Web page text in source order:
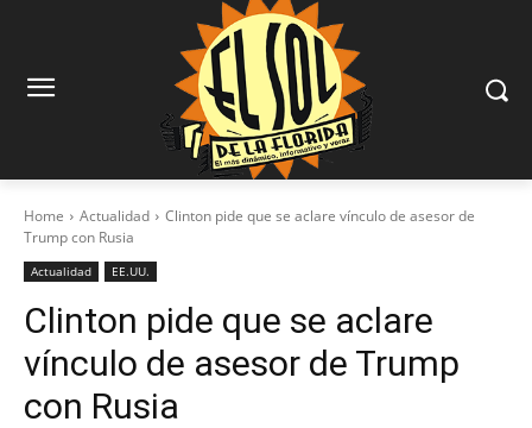
Home Actualidad
Clinton pide que se aclare vínculo de asesor de
Trump con Rusia
Actualidad EE.UU.
Clinton pide que se aclare
vínculo de asesor de Trump
con Rusia